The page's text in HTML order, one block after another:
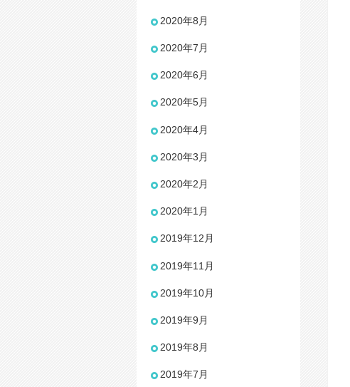
2020年8月
2020年7月
2020年6月
2020年5月
2020年4月
2020年3月
2020年2月
2020年1月
2019年12月
2019年11月
2019年10月
2019年9月
2019年8月
2019年7月